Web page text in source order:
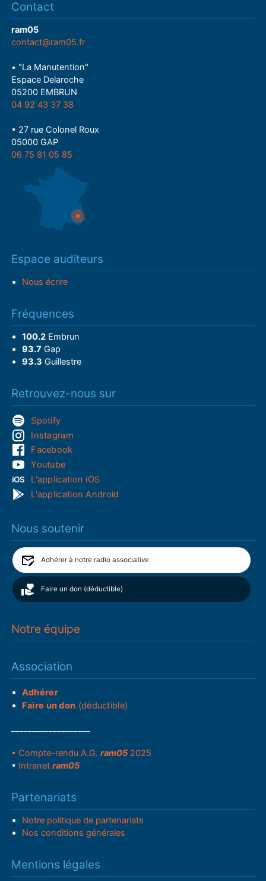
Contact
ram05
contact@ram05.fr
• "La Manutention"
Espace Delaroche
05200 EMBRUN
04 92 43 37 38
• 27 rue Colonel Roux
05000 GAP
06 75 81 05 85
Espace auditeurs
Nous écrire
Fréquences
100.2Embrun
93.7 Gap
93.3 Guillestre
Retrouvez-nous sur
Spotify
Instagram
Facebook
Youtube
L'application iOS
L'application Android
Nous soutenir
Adhérer à notre radio associative
Faire un don (déductible)
Notre équipe
Association
Adhérer
Faire un don (déductible)
• Compte-rendu A.G.ram05 2025
• Intranetram05
Partenariats
Notre politique de partenariats
Nos conditions générales
Mentions légales